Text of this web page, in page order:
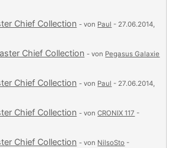
Chief Collection - von Paul - 27.06.2014,
Chief Collection - von Pegasus Galaxie
Chief Collection - von Paul - 27.06.2014,
Chief Collection - vonCRONIX 117 -
Chief Collection - von NilsoSto -